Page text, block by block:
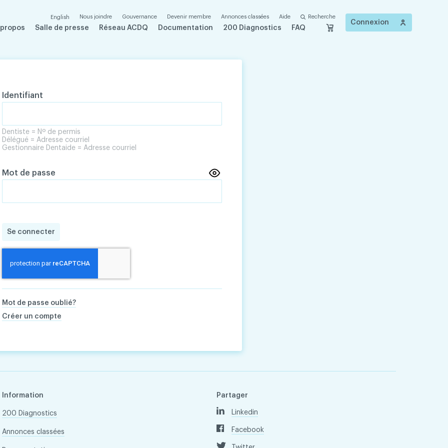
English Nous joindre Gouvernance Devenir membre Annonces classées Aide Recherche
Salle de presse Réseau ACDQ Documentation 200 Diagnostics FAQ
Connexion
Identifiant
Dentiste = Nº de permis
Délégué = Adresse courriel
Gestionnaire Dentaide = Adresse courriel
Mot de passe
Se connecter
Mot de passe oublié?
Créer un compte
Information
200 Diagnostics
Annonces classées
Partager
Linkedin
Facebook